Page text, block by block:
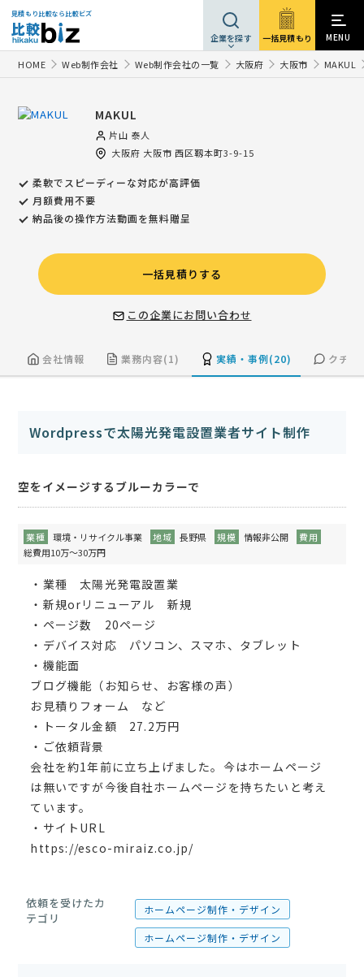
見積もり比較なら比較ビズ
企業を探す 一括見積もり MENU
HOME Web制作会社 Web制作会社の一覧 大阪府 大阪市 MAKUL
MAKUL
片山 泰人
大阪府 大阪市 西区靱本町3-9-15
柔軟でスピーディーな対応が高評価
月額費用不要
納品後の操作方法動画を無料贈呈
一括見積りする
この企業にお問い合わせ
会社情報 業務内容(1) 実績・事例(20) クチ
Wordpressで太陽光発電設置業者サイト制作
空をイメージするブルーカラーで
業種 環境・リサイクル事業 地域 長野県 規模 情報非公開
費用
総費用10万～30万円
・業種 太陽光発電設置業
・新規orリニューアル 新規
・ページ数 20ページ
・デバイス対応 パソコン、スマホ、タブレット
・機能面
ブログ機能（お知らせ、お客様の声）
お見積りフォーム など
・トータル金額 27.2万円
・ご依頼背景
会社を約1年前に立ち上げました。今はホームページ
は無いですが今後自社ホームページを持ちたいと考え
ています。
・サイトURL
https://esco-miraiz.co.jp/
依頼を受けたカ
テゴリ
ホームページ制作・デザイン
ホームページ制作・デザイン